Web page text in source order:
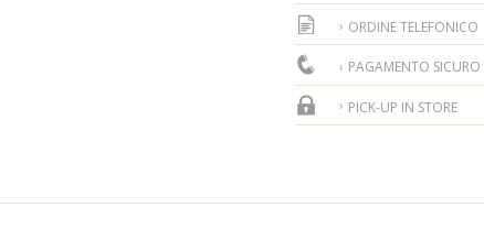
ORDINE TELEFONICO
PAGAMENTO SICURO
PICK-UP IN STORE